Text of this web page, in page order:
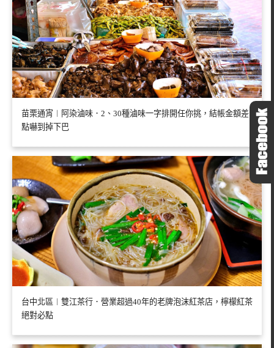
苗栗通宵︱阿染滷味．2、30種滷味一字排開任你挑，結帳金額差
點嚇到掉下巴
台中北區︱雙江茶行．營業超過40年的老牌泡沫紅茶店，檸檬紅茶
絕對必點